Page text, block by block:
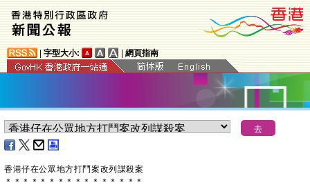
字型大小: 網頁指南
香港仔在公眾地方打鬥案改列謀殺案
＊ ＊ ＊ ＊ ＊ ＊ ＊ ＊ ＊ ＊ ＊ ＊ ＊ ＊ ＊ ＊